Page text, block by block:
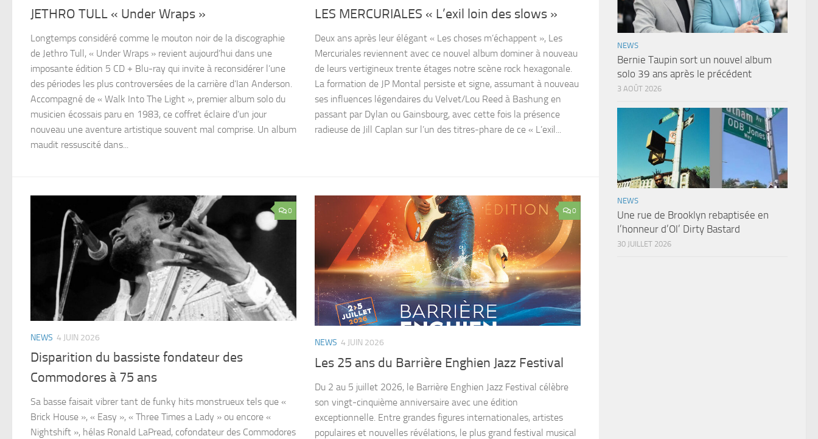
JETHRO TULL « Under Wraps »
Longtemps considéré comme le mouton noir de la discographie
de Jethro Tull, « Under Wraps » revient aujourd’hui dans une
imposante édition 5 CD + Blu-ray qui invite à reconsidérer l’une
des périodes les plus controversées de la carrière d’Ian Anderson.
Accompagné de « Walk Into The Light », premier album solo du
musicien écossais paru en 1983, ce coffret éclaire d’un jour
nouveau une aventure artistique souvent mal comprise. Un album
maudit ressuscité dans...
LES MERCURIALES « L’exil loin des slows »
Deux ans après leur élégant « Les choses m’échappent », Les
Mercuriales reviennent avec ce nouvel album dominer à nouveau
de leurs vertigineux trente étages notre scène rock hexagonale.
La formation de JP Montal persiste et signe, assumant à nouveau
ses influences légendaires du Velvet/Lou Reed à Bashung en
passant par Dylan ou Gainsbourg, avec cette fois la présence
radieuse de Jill Caplan sur l’un des titres-phare de ce « L’exil...
0
NEWS 4 JUIN 2026
Disparition du bassiste fondateur des
Commodores à 75 ans
Sa basse faisait vibrer tant de funky hits monstrueux tels que «
Brick House », « Easy », « Three Times a Lady » ou encore «
Nightshift », hélas Ronald LaPread, cofondateur des Commodores
0
NEWS 4 JUIN 2026
Les 25 ans du Barrière Enghien Jazz Festival
Du 2 au 5 juillet 2026, le Barrière Enghien Jazz Festival célèbre
son vingt-cinquième anniversaire avec une édition
exceptionnelle. Entre grandes figures internationales, artistes
populaires et nouvelles révélations, le plus grand festival musical
NEWS
Bernie Taupin sort un nouvel album
solo 39 ans après le précédent
3 AOÛT 2026
NEWS
Une rue de Brooklyn rebaptisée en
l’honneur d’Ol’ Dirty Bastard
30 JUILLET 2026